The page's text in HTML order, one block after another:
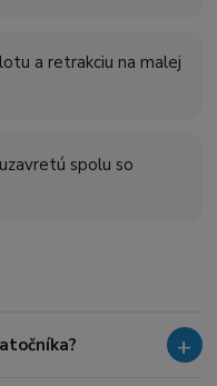
a retrakciu na malej
spolu so